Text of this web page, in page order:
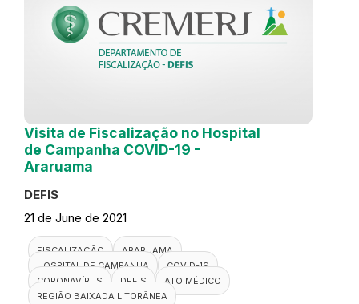
Visita de Fiscalização no Hospital
de Campanha COVID-19 -
Araruama
DEFIS
21 de June de 2021
FISCALIZAÇÃO
ARARUAMA
HOSPITAL DE CAMPANHA
COVID-19
CORONAVÍRUS
DEFIS
ATO MÉDICO
REGIÃO BAIXADA LITORÂNEA